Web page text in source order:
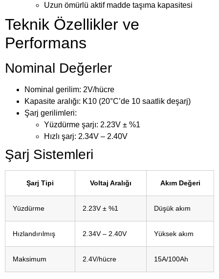
Uzun ömürlü aktif madde taşıma kapasitesi
Teknik Özellikler ve
Performans
Nominal Değerler
Nominal gerilim: 2V/hücre
Kapasite aralığı: K10 (20°C’de 10 saatlik deşarj)
Şarj gerilimleri:
Yüzdürme şarjı: 2.23V ± %1
Hızlı şarj: 2.34V – 2.40V
Şarj Sistemleri
Şarj Tipi Voltaj Aralığı Akım Değeri
Yüzdürme 2.23V ± %1 Düşük akım
Hızlandırılmış 2.34V – 2.40V Yüksek akım
Maksimum 2.4V/hücre 15A/100Ah